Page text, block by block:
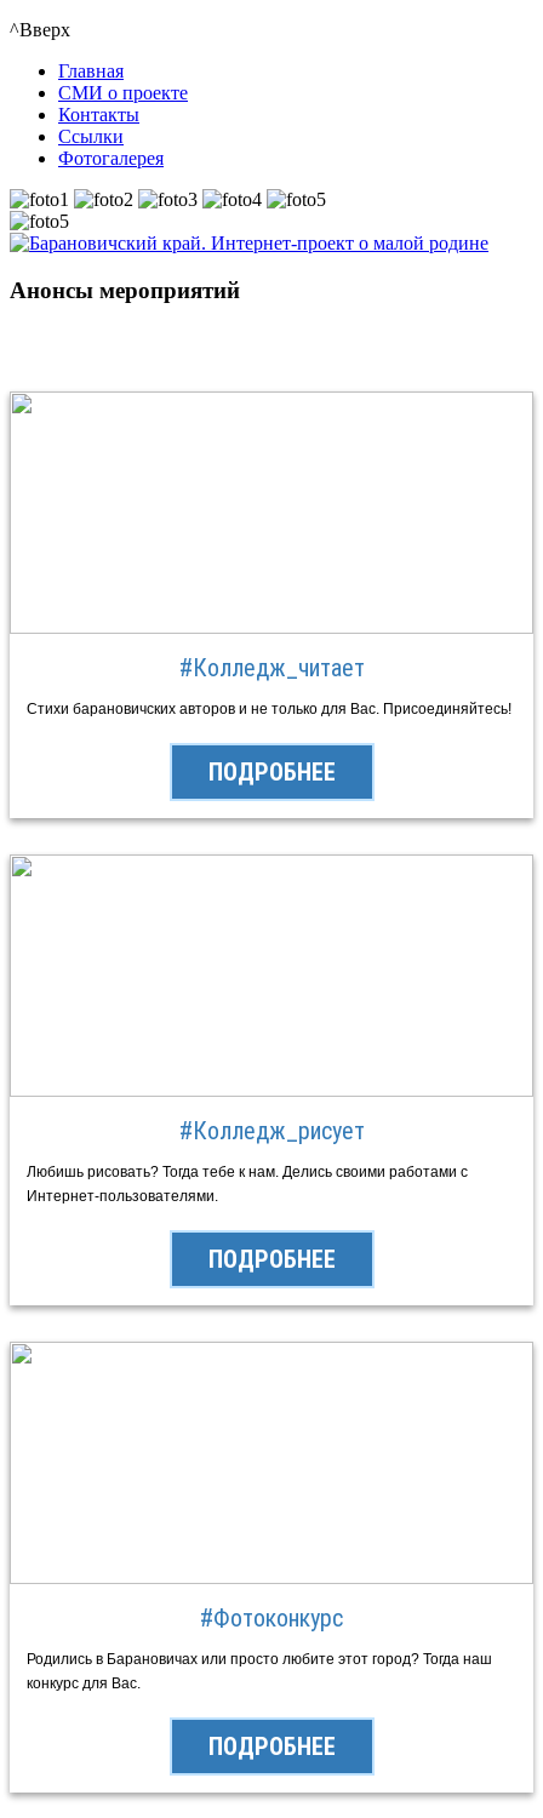
^Вверх
Главная
СМИ о проекте
Контакты
Ссылки
Фотогалерея
Анонсы мероприятий
#Колледж_читает
Стихи барановичских авторов и не только для Вас. Присоединяйтесь!
ПОДРОБНЕЕ
#Колледж_рисует
Любишь рисовать? Тогда тебе к нам. Делись своими работами c
Интернет-пользователями.
ПОДРОБНЕЕ
#Фотоконкурс
Родились в Барановичах или просто любите этот город? Тогда наш
конкурс для Вас.
ПОДРОБНЕЕ